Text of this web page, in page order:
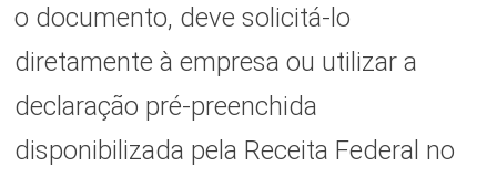
o documento, deve solicitá-lo
diretamente à empresa ou utilizar a
declaração pré-preenchida
disponibilizada pela Receita Federal no